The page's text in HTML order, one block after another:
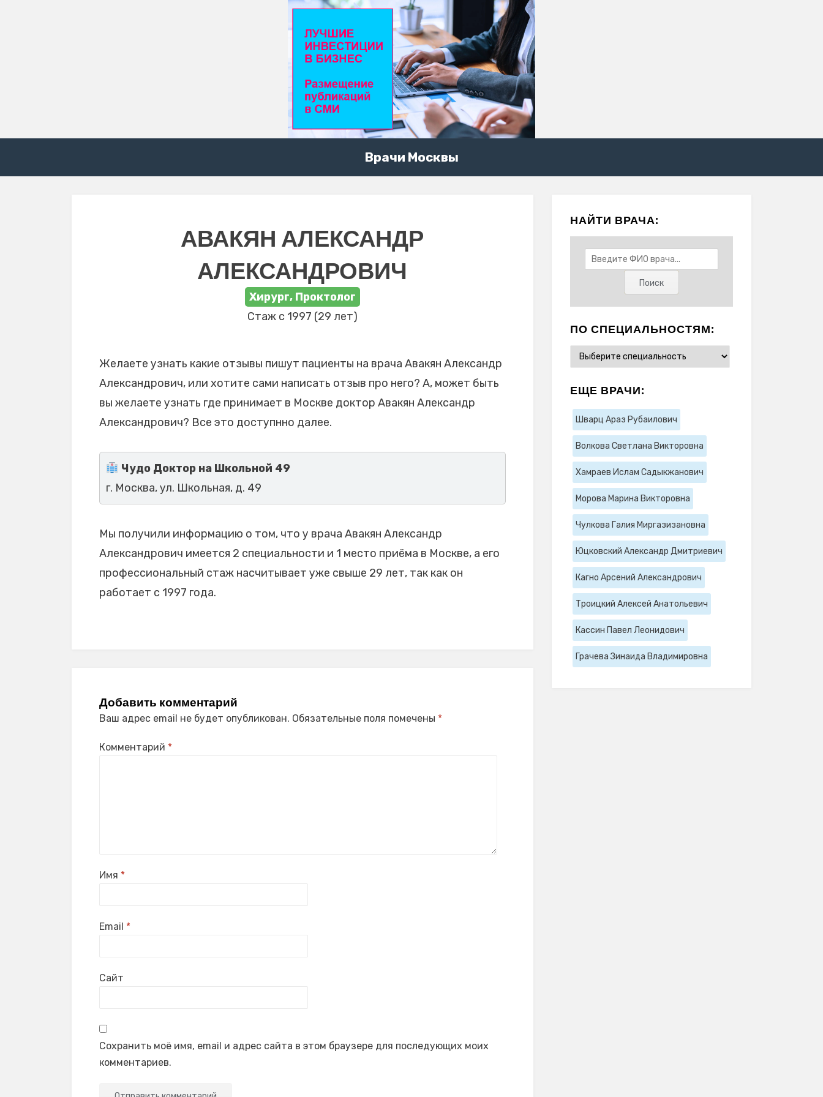
Врачи Москвы
АВАКЯН АЛЕКСАНДР
АЛЕКСАНДРОВИЧ
Хирург, Проктолог
Стаж с 1997 (29 лет)
Желаете узнать какие отзывы пишут пациенты на врача Авакян Александр
Александрович, или хотите сами написать отзыв про него? А, может быть
вы желаете узнать где принимает в Москве доктор Авакян Александр
Александрович? Все это доступнно далее.
Чудо Доктор на Школьной 49
г. Москва, ул. Школьная, д. 49
Мы получили информацию о том, что у врача Авакян Александр
Александрович имеется 2 специальности и 1 место приёма в Москве, а его
профессиональный стаж насчитывает уже свыше 29 лет, так как он
работает с 1997 года.
Добавить комментарий
Ваш адрес email не будет опубликован. Обязательные поля помечены *
Комментарий *
Имя *
Email *
Сайт
Сохранить моё имя, email и адрес сайта в этом браузере для последующих моих
комментариев.
НАЙТИ ВРАЧА:
ПО СПЕЦИАЛЬНОСТЯМ:
ЕЩЕ ВРАЧИ:
Шварц Араз Рубаилович
Волкова Светлана Викторовна
Хамраев Ислам Садыкжанович
Морова Марина Викторовна
Чулкова Галия Миргазизановна
Юцковский Александр Дмитриевич
Кагно Арсений Александрович
Троицкий Алексей Анатольевич
Кассин Павел Леонидович
Грачева Зинаида Владимировна